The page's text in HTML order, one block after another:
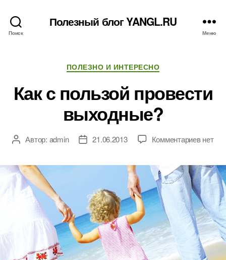
Поиск
Полезный блог YANGL.RU
Меню
Рубрики
ПОЛЕЗНО И ИНТЕРЕСНО
Как с пользой провести
выходные?
АвторАвтор: admin
Дата21.06.2013 Комментариевк
с
нет